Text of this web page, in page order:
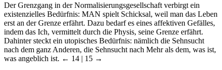
Der Grenzgang in der Normalisierungsgesellschaft verbirgt ein
existenzielles Bedürfnis: MAN spielt Schicksal, weil man das Leben
erst an der Grenze erfährt. Dazu bedarf es eines affektiven Gefälles,
indem das Ich, vermittelt durch die Physis, seine Grenze erfährt.
Dahinter steckt ein utopisches Bedürfnis: nämlich die Sehnsucht
nach dem ganz Anderen, die Sehnsucht nach Mehr als dem, was ist,
was angeblich ist. ← 14 | 15 →